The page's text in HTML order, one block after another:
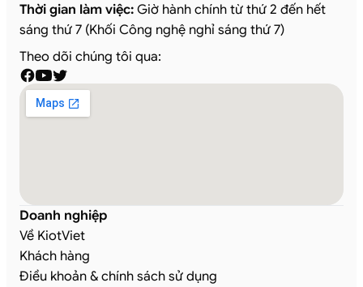
Thời gian làm việc: Giờ hành chính từ thứ 2 đến hết
sáng thứ 7 (Khối Công nghệ nghỉ sáng thứ 7)
Theo dõi chúng tôi qua:
Doanh nghiệp
Về KiotViet
Khách hàng
Điều khoản & chính sách sử dụng